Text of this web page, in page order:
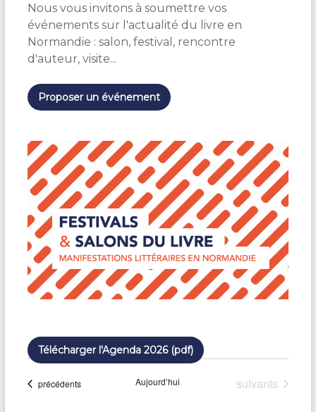
c
t
i
o
n
e
z
e
d
a
t
.
Nous vous invitons à soumettre vos
événements sur l'actualité du livre en
Normandie : salon, festival, rencontre
d'auteur, visite...
Proposer un événement
Télécharger l'Agenda 2026 (pdf)
Évènements
précédents Aujourd’hui Évènements
suivants